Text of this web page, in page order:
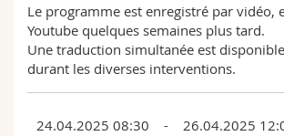
Le programme est enregistré par vidéo,
Youtube quelques semaines plus tard.
Une traduction simultanée est
durant les diverses interventions.
24.04.2025 08:30 - 26.04.2025